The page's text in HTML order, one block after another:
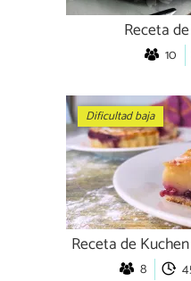
Receta
10
Dificultad baja
Receta de
8